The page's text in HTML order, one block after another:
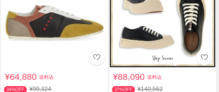
¥64,880送料込
34%OFF ¥99,324
¥88,090送料込
37%OFF ¥140,562